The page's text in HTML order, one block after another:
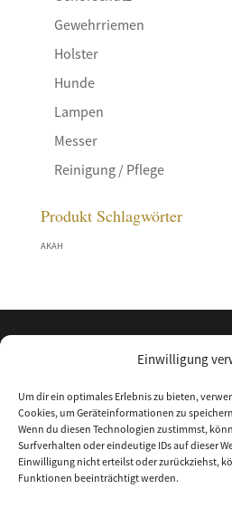
Einwilligung
Um dir ein optimales Erlebnis zu bieten,
Cookies, um Geräteinformationen zu
Wenn du diesen Technologien zustimmst,
Surfverhalten oder eindeutige IDs auf dieser
Einwilligung nicht erteilst oder zurückziehst,
Funktionen beeinträchtigt werden.
Gewehrriemen
Holster
Hunde
Lampen
Messer
Reinigung / Pflege
Produkt Schlagwörter
AKAH